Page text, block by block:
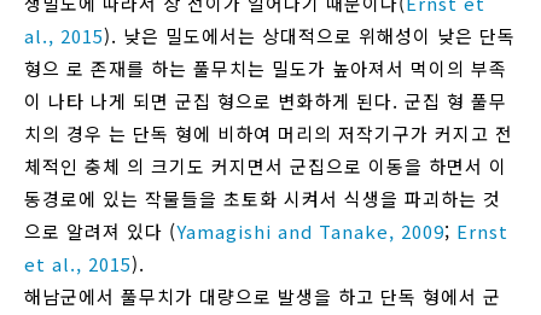
al., 2015). 낮은 밀도에서는 상대적으로 위해성이 낮은 단독
형으 로 존재를 하는 풀무치는 밀도가 높아져서 먹이의 부족
이 나타 나게 되면 군집 형으로 변화하게 된다. 군집 형 풀무
치의 경우 는 단독 형에 비하여 머리의 저작기구가 커지고 전
체적인 충체 의 크기도 커지면서 군집으로 이동을 하면서 이
동경로에 있는 작물들을 초토화 시켜서 식생을 파괴하는 것
으로 알려져 있다 (Yamagishi and Tanake, 2009; Ernst
et al., 2015).
해남군에서 풀무치가 대량으로 발생을 하고 단독 형에서 군